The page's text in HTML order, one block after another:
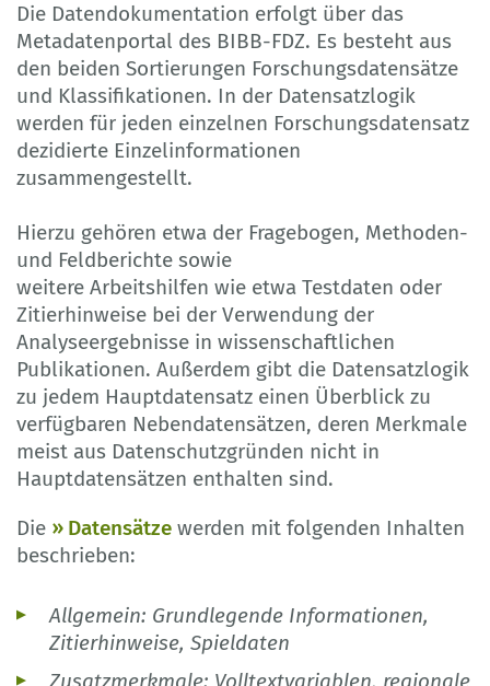
Die Datendokumentation erfolgt über das
Metadatenportal des BIBB-FDZ. Es besteht aus
den beiden Sortierungen Forschungsdatensätze
und Klassifikationen. In der Datensatzlogik
werden für jeden einzelnen Forschungsdatensatz
dezidierte Einzelinformationen
zusammengestellt.
Hierzu gehören etwa der Fragebogen, Methoden-
und Feldberichte sowie
weitere Arbeitshilfen wie etwa Testdaten oder
Zitierhinweise bei der Verwendung der
Analyseergebnisse in wissenschaftlichen
Publikationen. Außerdem gibt die Datensatzlogik
zu jedem Hauptdatensatz einen Überblick zu
verfügbaren Nebendatensätzen, deren Merkmale
meist aus Datenschutzgründen nicht in
Hauptdatensätzen enthalten sind.
Die
Datensätze werden mit folgenden Inhalten
beschrieben:
Allgemein: Grundlegende Informationen,
Zitierhinweise, Spieldaten